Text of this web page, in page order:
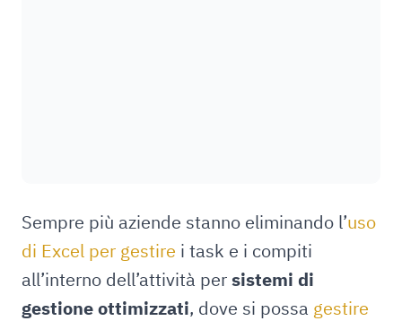
Sempre più aziende stanno eliminando l’uso
di Excel per gestire i task e i compiti
all’interno dell’attività persistemi di
gestione ottimizzati, dove si possa gestire